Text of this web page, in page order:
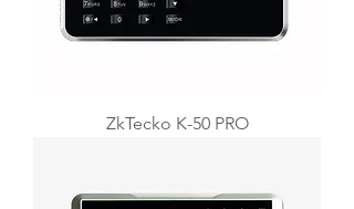
ZkTecko K-50 PRO